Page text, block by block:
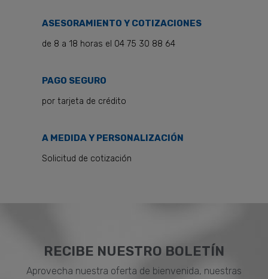
ASESORAMIENTO Y COTIZACIONES
de 8 a 18 horas el 04 75 30 88 64
PAGO SEGURO
por tarjeta de crédito
A MEDIDA Y PERSONALIZACIÓN
Solicitud de cotización
RECIBE NUESTRO BOLETÍN
Aprovecha nuestra oferta de bienvenida, nuestras